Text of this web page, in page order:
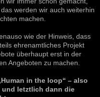
werden wir auch weiterhin
machen.
wie der Hinweis, dass
ehrenamtliches Projekt
überhaupt erst in der
Angeboten zu machen.
in the loop“ – also
und letztlich dann die